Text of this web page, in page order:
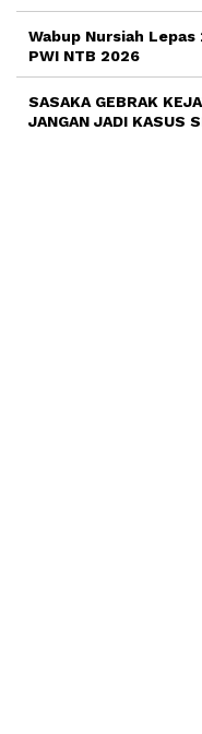
Wabup Nursiah
PWI NTB 2026
SASAKA GEBRAK
JANGAN JADI KASUS